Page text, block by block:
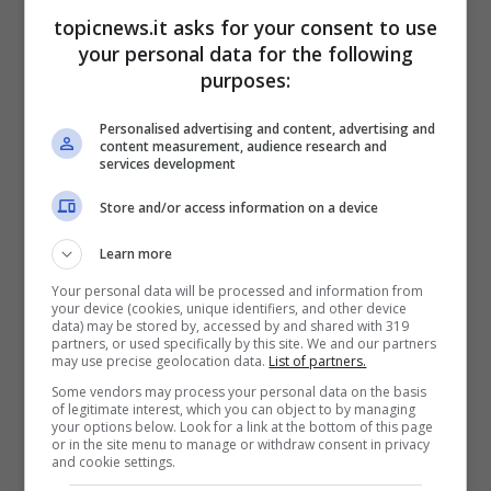
fraterno e collega Gigi
“Se Giacomo fosse ancora tra noi penso che
l’avrei visto andare in giro con una tuta da
palombaro”, un’affermazione molto ironica in
topicnews.it asks for your consent to use
your personal data for the following
purposes:
Personalised advertising and content, advertising and
content measurement, audience research and
services development
Store and/or access information on a device
Learn more
Your personal data will be processed and information from
your device (cookies, unique identifiers, and other device
data) may be stored by, accessed by and shared with 319
partners, or used specifically by this site. We and our partners
may use precise geolocation data. List of partners.
Some vendors may process your personal data on the basis
of legitimate interest, which you can object to by managing
your options below. Look for a link at the bottom of this page
or in the site menu to manage or withdraw consent in privacy
and cookie settings.